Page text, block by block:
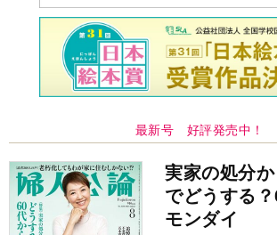
最新号 好評発売中！
実家の処分か
モンダイ